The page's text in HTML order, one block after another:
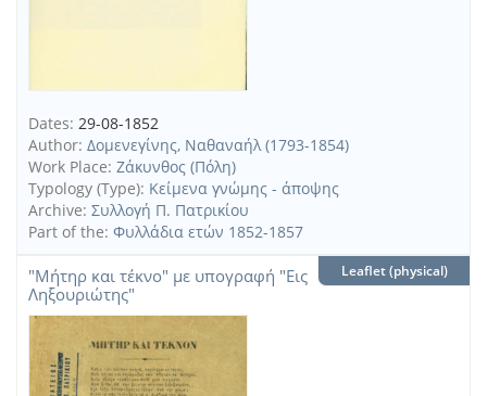
Dates: 29-08-1852
Author: Δομενεγίνης, Ναθαναήλ (1793-1854)
Work Place: Ζάκυνθος (Πόλη)
Typology (Type): Κείμενα γνώμης - άποψης
Archive: Συλλογή Π. Πατρικίου
Part of the: Φυλλάδια ετών 1852-1857
"Μήτηρ και τέκνο" με υπογραφή "Εις
Ληξουριώτης"
Leaflet (physical)